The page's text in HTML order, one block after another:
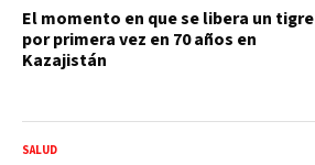
El momento en que se libera un tigre
por primera vez en 70 años en
Kazajistán
SALUD